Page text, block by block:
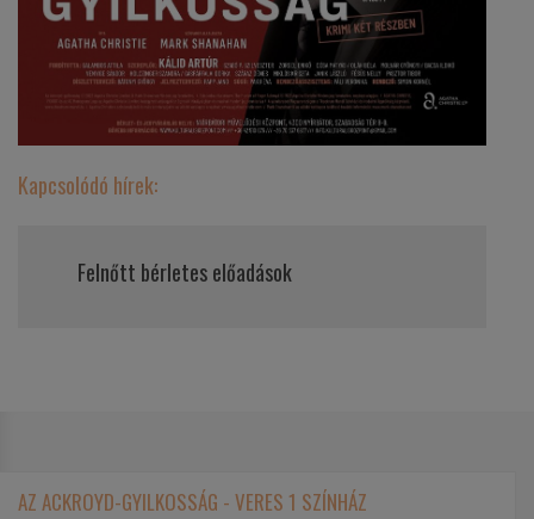
Kapcsolódó hírek:
Felnőtt bérletes előadások
AZ ACKROYD-GYILKOSSÁG - VERES 1 SZÍNHÁZ